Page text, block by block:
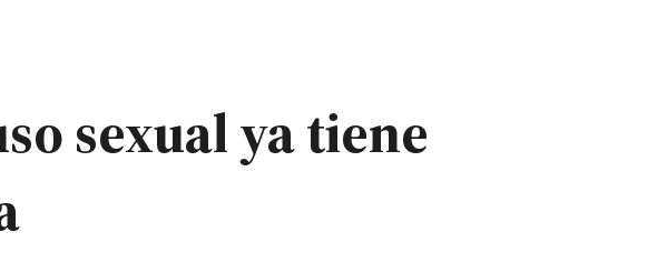
sexual ya tiene